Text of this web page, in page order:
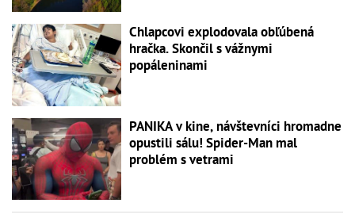
Chlapcovi explodovala obľúbená
hračka. Skončil s vážnymi
popáleninami
PANIKA v kine, návštevníci hromadne
opustili sálu! Spider-Man mal
problém s vetrami